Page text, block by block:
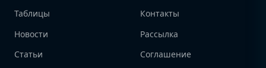
Таблицы
Новости
Статьи
Контакты
Рассылка
Соглашение